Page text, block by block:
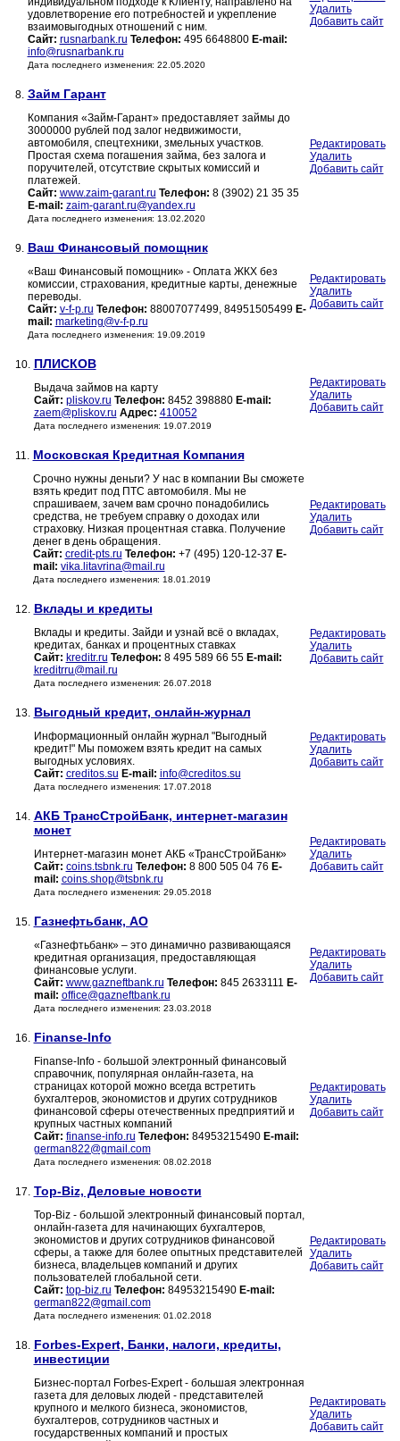
удовлетворение его потребностей и укрепление
взаимовыгодных отношений с ним.
Сайт: rusnarbank.ru Телефон: 495 6648800 E-mail:
info@rusnarbank.ru
Дата последнего изменения: 22.05.2020
Удалить
Добавить сайт
8. Займ Гарант
Компания «Займ-Гарант» предоставляет займы до
3000000 рублей под залог недвижимости,
автомобиля, спецтехники, змельных участков.
Простая схема погашения займа, без залога и
поручителей, отсутствие скрытых комиссий и
платежей.
Сайт: www.zaim-garant.ru Телефон: 8 (3902) 21 35 35
E-mail: zaim-garant.ru@yandex.ru
Дата последнего изменения: 13.02.2020
Редактировать
Удалить
Добавить сайт
9. Ваш Финансовый помощник
«Ваш Финансовый помощник» - Оплата ЖКХ без
комиссии, страхования, кредитные карты, денежные
переводы.
Сайт: v-f-p.ru Телефон: 88007077499, 84951505499 E-
mail: marketing@v-f-p.ru
Дата последнего изменения: 19.09.2019
Редактировать
Удалить
Добавить сайт
10. ПЛИСКОВ
Выдача займов на карту
Сайт: pliskov.ru Телефон: 8452 398880 E-mail:
zaem@pliskov.ru Адрес: 410052
Дата последнего изменения: 19.07.2019
Редактировать
Удалить
Добавить сайт
11. Московская Кредитная Компания
Срочно нужны деньги? У нас в компании Вы сможете
взять кредит под ПТС автомобиля. Мы не
спрашиваем, зачем вам срочно понадобились
средства, не требуем справку о доходах или
страховку. Низкая процентная ставка. Получение
денег в день обращения.
Сайт: credit-pts.ru Телефон: +7 (495) 120-12-37 E-
mail: vika.litavrina@mail.ru
Дата последнего изменения: 18.01.2019
Редактировать
Удалить
Добавить сайт
12. Вклады и кредиты
Вклады и кредиты. Зайди и узнай всё о вкладах,
кредитах, банках и процентных ставках
Сайт: kreditr.ru Телефон: 8 495 589 66 55 E-mail:
kreditrru@mail.ru
Дата последнего изменения: 26.07.2018
Редактировать
Удалить
Добавить сайт
13. Выгодный кредит, онлайн-журнал
Информационный онлайн журнал "Выгодный
кредит!" Мы поможем взять кредит на самых
выгодных условиях.
Сайт: creditos.su E-mail: info@creditos.su
Дата последнего изменения: 17.07.2018
Редактировать
Удалить
Добавить сайт
14. АКБ ТрансСтройБанк, интернет-магазин
монет
Интернет-магазин монет АКБ «ТрансСтройБанк»
Сайт: coins.tsbnk.ru Телефон: 8 800 505 04 76 E-
mail: coins.shop@tsbnk.ru
Дата последнего изменения: 29.05.2018
Редактировать
Удалить
Добавить сайт
15. Газнефтьбанк, АО
«Газнефтьбанк» – это динамично развивающаяся
кредитная организация, предоставляющая
финансовые услуги.
Сайт: www.gazneftbank.ru Телефон: 845 2633111 E-
mail: office@gazneftbank.ru
Дата последнего изменения: 23.03.2018
Редактировать
Удалить
Добавить сайт
16. Finanse-Info
Finanse-Info - большой электронный финансовый
справочник, популярная онлайн-газета, на
страницах которой можно всегда встретить
бухгалтеров, экономистов и других сотрудников
финансовой сферы отечественных предприятий и
крупных частных компаний
Сайт: finanse-info.ru Телефон: 84953215490 E-mail:
german822@gmail.com
Дата последнего изменения: 08.02.2018
Редактировать
Удалить
Добавить сайт
17. Top-Biz, Деловые новости
Top-Biz - большой электронный финансовый портал,
онлайн-газета для начинающих бухгалтеров,
экономистов и других сотрудников финансовой
сферы, а также для более опытных представителей
бизнеса, владельцев компаний и других
пользователей глобальной сети.
Сайт: top-biz.ru Телефон: 84953215490 E-mail:
german822@gmail.com
Дата последнего изменения: 01.02.2018
Редактировать
Удалить
Добавить сайт
18. Forbes-Expert, Банки, налоги, кредиты,
инвестиции
Бизнес-портал Forbes-Expert - большая электронная
газета для деловых людей - представителей
крупного и мелкого бизнеса, экономистов,
бухгалтеров, сотрудников частных и
государственных компаний и простых
Редактировать
Удалить
Добавить сайт